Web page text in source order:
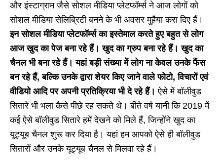
और इंस्टाग्राम जैसे सोशल मीडिया प्लेटफॉर्म्स ने आज लोगों को
सोशल मीडिया सेलिब्रिटी बनने के भी अवसर मुहैया करा दिए हैं।
इन सोशल मीडिया प्लेटफॉर्म्स का इस्तेमाल करते हुए बहुत से लोग
आज खुद का पेज बना रहे हैं। खुद का ग्रुप बना रहे हैं। खुद का
चैनल भी बना रहे हैं। यहां बड़ी संख्या में लोग ना केवल उनके फैंस
बन रहे हैं, बल्कि उनके द्वारा शेयर किए जाने वाले फोटो, विचारों एवं
वीडियो आदि पर अपनी प्रतिक्रिया भी दे रहे हैं।ऐसे में बॉलीवुड
सितारे भी भला कैसे पीछे रह सकते थे। बीते वर्ष यानी कि 2019 में
कई ऐसे बॉलीवुड सितारे हमें देखने को मिले हैं, जिन्होंने खुद का
यूट्यूब चैनल शुरू कर दिया है। यहां हम आपको ऐसे ही बॉलीवुड
सितारों और उनके यूट्यूब चैनल से मिलवा रहे हैं।